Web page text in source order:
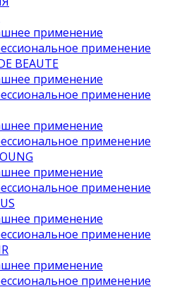
применение
применение
BEAUTE
применение
применение
применение
применение
применение
применение
применение
применение
применение
применение